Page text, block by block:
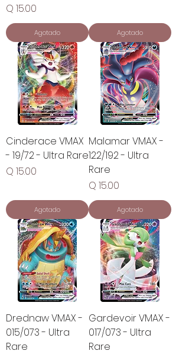
Precio
Q 15.00
Agotado Agotado
Cinderace VMAX
- 19/72 - Ultra Rare
Precio
Q 15.00
Agotado
Malamar VMAX -
122/192 - Ultra
Rare
Precio
Q 15.00
Agotado
Drednaw VMAX -
015/073 - Ultra
Rare
Gardevoir VMAX -
017/073 - Ultra
Rare